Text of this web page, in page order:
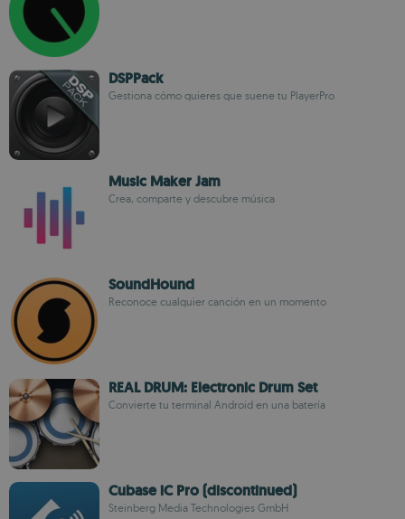
DSPPack
Gestiona cómo quieres que suene tu PlayerPro
Music Maker Jam
Crea, comparte y descubre música
SoundHound
Reconoce cualquier canción en un momento
REAL DRUM: Electronic Drum Set
Convierte tu terminal Android en una batería
Cubase iC Pro (discontinued)
Steinberg Media Technologies GmbH